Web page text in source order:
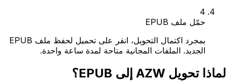
4
حمّل ملف EPUB
بمجرد اكتمال التحويل، انقر على تحميل لحفظ ملف EPUB
الجديد. الملفات المجانية متاحة لمدة ساعة واحدة.
لماذا تحويل AZW إلى EPUB؟